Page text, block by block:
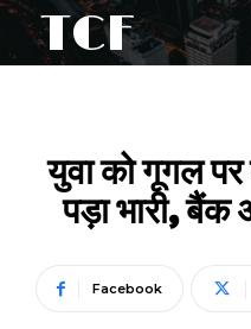
TCF
युवा को गूगल
पड़ा भारी,
Facebook